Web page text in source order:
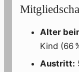
Alter
Kind (66
Austritt: